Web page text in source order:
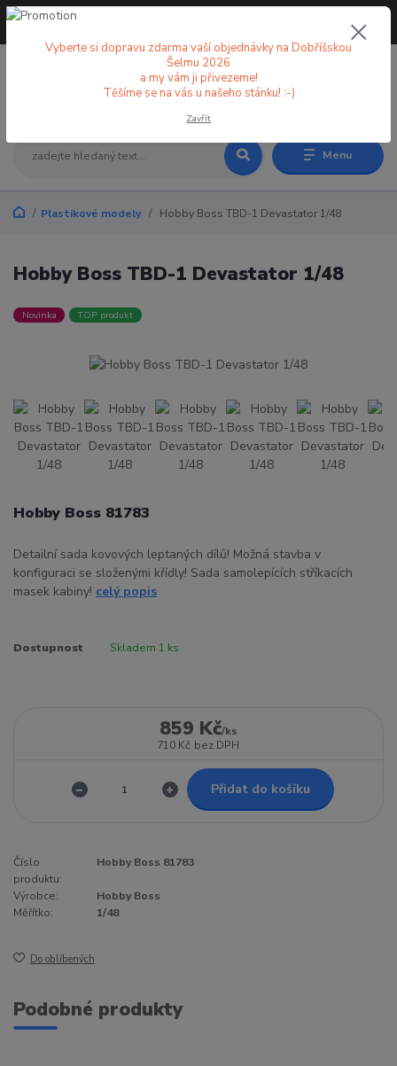
Menu
+420 773 998 582
Plastikové modely Hobby Boss TBD-1 Devastator 1/48
Hobby Boss TBD-1 Devastator 1/48
Novinka TOP produkt
Hobby Boss 81783
Detailní sada kovových leptaných dílů! Možná stavba v
konfiguraci se složenými křídly! Sada samolepících stříkacích
masek kabiny! celý popis
Dostupnost Skladem 1 ks
859 Kč/ks
710 Kč bez DPH
Přidat do košíku
Číslo
produktu:
Hobby Boss 81783
Výrobce:
Hobby Boss
Měřítko:
1/48
Do oblíbených
Podobné produkty
Vyberte si dopravu zdarma vaší objednávky na Dobříšskou
Šelmu 2026
a my vám ji přivezeme!
Těšíme se na vás u našeho stánku! :-)
Zavřít